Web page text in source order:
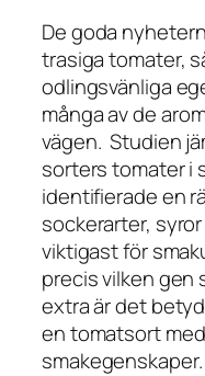
De goda
trasiga tomater,
odlingsvänliga
många av de
vägen. Studien
sorters tomater i
identifierade en
sockerarter,
viktigast för
precis vilken gen
extra är det
en tomatsort
smakegenskaper.